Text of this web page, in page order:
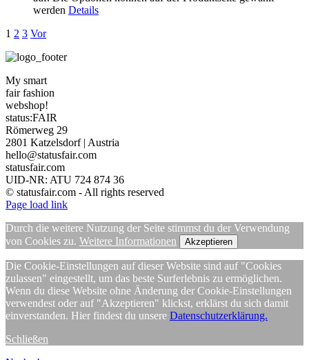
werden Details
1 2 3 Vor
My smart
fair fashion
webshop!
status:FAIR
Römerweg 29
2801 Katzelsdorf | Austria
hello@statusfair.com
statusfair.com
UID-NR: ATU 724 874 36
© statusfair.com - All rights reserved
Page load link
Durch die weitere Nutzung der Seite stimmst du der Verwendung
von Cookies zu. Weitere Informationen Akzeptieren
Die Cookie-Einstellungen auf dieser Website sind auf "Cookies
zulassen" eingestellt, um das beste Surferlebnis zu ermöglichen.
Wenn du diese Website ohne Änderung der Cookie-Einstellungen
verwendest oder auf "Akzeptieren" klickst, erklärst du sich damit
einverstanden. Hier findest du unsere Datenschutzerklärung.
Schließen